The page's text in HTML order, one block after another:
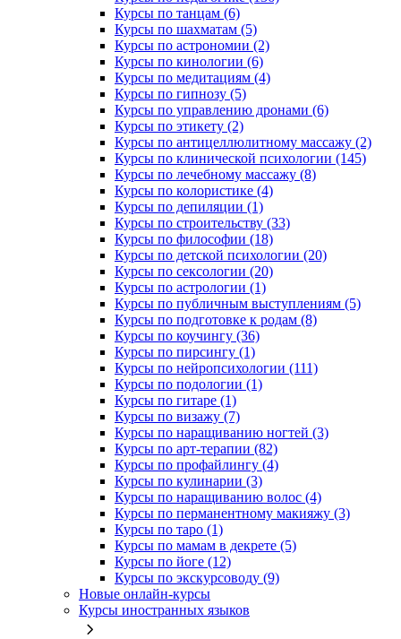
Курсы по танцам (6)
Курсы по шахматам (5)
Курсы по астрономии (2)
Курсы по кинологии (6)
Курсы по медитациям (4)
Курсы по гипнозу (5)
Курсы по управлению дронами (6)
Курсы по этикету (2)
Курсы по антицеллюлитному массажу (2)
Курсы по клинической психологии (145)
Курсы по лечебному массажу (8)
Курсы по колористике (4)
Курсы по депиляции (1)
Курсы по строительству (33)
Курсы по философии (18)
Курсы по детской психологии (20)
Курсы по сексологии (20)
Курсы по астрологии (1)
Курсы по публичным выступлениям (5)
Курсы по подготовке к родам (8)
Курсы по коучингу (36)
Курсы по пирсингу (1)
Курсы по нейропсихологии (111)
Курсы по подологии (1)
Курсы по гитаре (1)
Курсы по визажу (7)
Курсы по наращиванию ногтей (3)
Курсы по арт-терапии (82)
Курсы по профайлингу (4)
Курсы по кулинарии (3)
Курсы по наращиванию волос (4)
Курсы по перманентному макияжу (3)
Курсы по таро (1)
Курсы по мамам в декрете (5)
Курсы по йоге (12)
Курсы по экскурсоводу (9)
Новые онлайн‑курсы
Курсы иностранных языков